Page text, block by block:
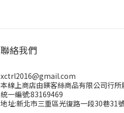
聯絡我們
xctrl2016@gmail.com
本線上商店由鎂客絲商品有限公司行所
統一編號:83169469
地址:新北市三重區光復路一段30巷31